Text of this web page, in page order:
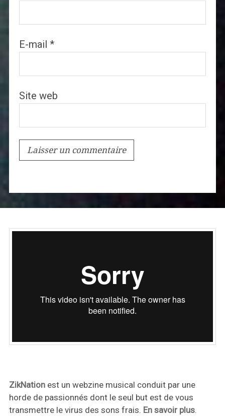
E-mail *
Site web
ZikNationest un webzine musical conduit par une
horde de passionnés dont le seul but est de vous
transmettre le virus des sons frais. En savoir plus.